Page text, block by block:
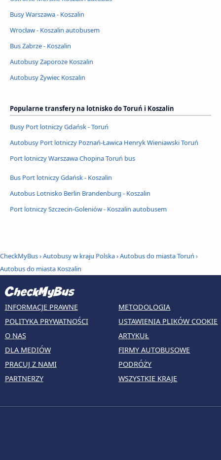
Busy Warszawa - Koszalin
Wrocław - Koszalin autobusem
Bus Zabrze - Koszalin
Autobusy Zaporoże Koszalin
Autobusy Żywiec Koszalin
Popularne transfery na lotnisko do Toruń i Koszalin
Busy Port lotniczy Gdańsk - Toruń
Autobusy Port lotniczy Poznań-Ławica Henryk Wieniawski Toruń
Port lotniczy Warszawa Chopina Toruń bus
Bus Port lotniczy Gdańsk - Koszalin
Autobus Lotnisko Berlin Brandenburg - Koszalin
Port lotniczy Szczecin-Goleniów - Koszalin autobusem
CheckMyBus›Autobusy w kraju Polska›Autobus do miasta Toruń ›
Autobus do miasta Koszalin
INFORMACJE PRAWNE
POLITYKA PRYWATNOŚCI
O NAS
DLA MEDIÓW
PRACUJ Z NAMI
PARTNERZY
METODOLOGIA
USTAWIENIA PLIKÓW COOKIE
ARTYKUŁ
FIRMY AUTOBUSOWE
PODRÓŻY
WSZYSTKIE KRAJE